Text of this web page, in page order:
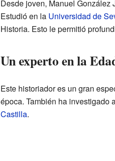
Desde joven, Manuel González
Estudió en la Universidad de
Historia. Esto le permitió
Un experto en la
Este historiador es un gran
época. También ha investigado
Castilla.